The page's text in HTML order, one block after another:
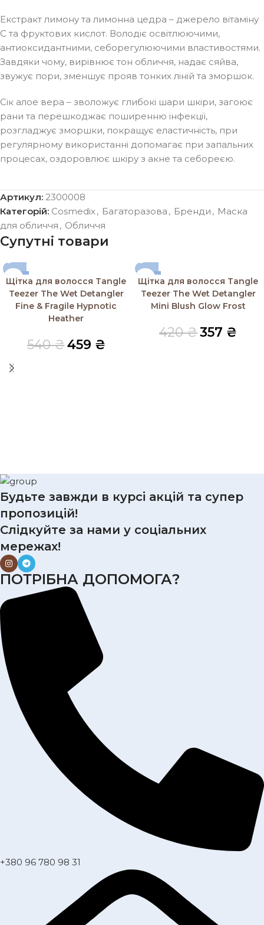
Екстракт лимону та лимонна цедра – джерело вітаміну
С та фруктових кислот. Володіє освітлюючими,
антиоксидантними, себорегулюючими властивостями.
Завдяки чому, вирівнює тон обличчя, надає сяйва,
звужує пори, зменшує прояв тонких ліній та зморшок.
Сік алое вера – зволожує глибокі шари шкіри, загоює
рани та перешкоджає поширенню інфекції,
розгладжує зморшки, покращує еластичність, при
регулярному використанні допомагає при запальних
процесах, оздоровлює шкіру з акне та себореєю.
Артикул: 2300008
Категорій: Cosmedix, Багаторазова , Бренди , Маска
для обличчя , Обличчя
Супутні товари
-15%
SOLD OUT
Щітка для волосся Tangle
Teezer The Wet Detangler
Fine & Fragile Hypnotic
Heather
540₴459 ₴
-15%
SOLD OUT
Щітка для волосся Tangle
Teezer The Wet Detangler
Mini Blush Glow Frost
420₴357 ₴
Будьте завжди в курсі акцій та супер
пропозицій!
Слідкуйте за нами у соціальних
мережах!
ПОТРІБНА ДОПОМОГА?
+380 96 780 98 31